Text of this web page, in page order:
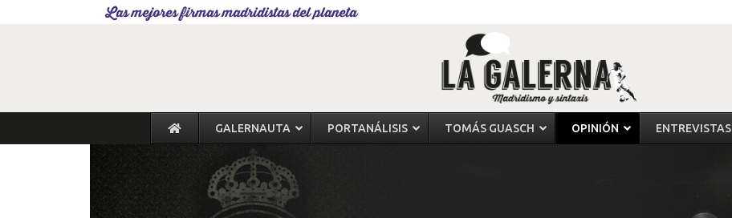
Las mejores firmas madridistas del planeta
GALERNAUTA PORTANÁLISIS TOMÁS GUASCH OPINIÓN ENTREVISTAS